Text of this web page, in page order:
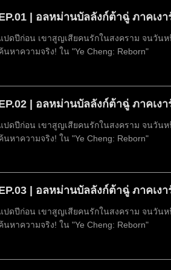
| อลหม่านบัลลังก์ต้าฉู่ ภาคเง
ปดปีก่อน เขาสูญเสียคนรักในสงคราม จนวัน
นหาความจริง! ใน "Ye Cheng: Reborn"
| อลหม่านบัลลังก์ต้าฉู่ ภาคเง
ปดปีก่อน เขาสูญเสียคนรักในสงคราม จนวัน
นหาความจริง! ใน "Ye Cheng: Reborn"
| อลหม่านบัลลังก์ต้าฉู่ ภาคเง
ปดปีก่อน เขาสูญเสียคนรักในสงคราม จนวัน
นหาความจริง! ใน "Ye Cheng: Reborn"